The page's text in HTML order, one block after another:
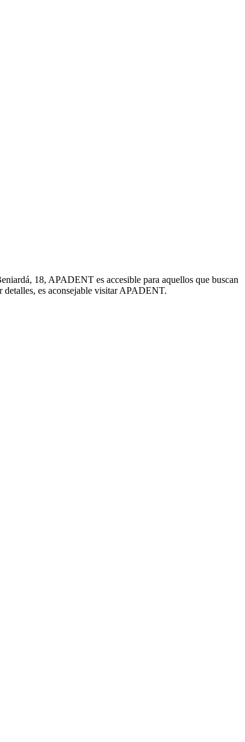
18, APADENT es accesible para aquellos que buscan
es aconsejable visitar APADENT.